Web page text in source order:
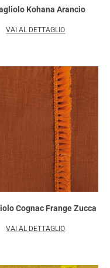
Kohana Arancio
VAI AL DETTAGLIO
Cognac Frange Zucca
VAI AL DETTAGLIO